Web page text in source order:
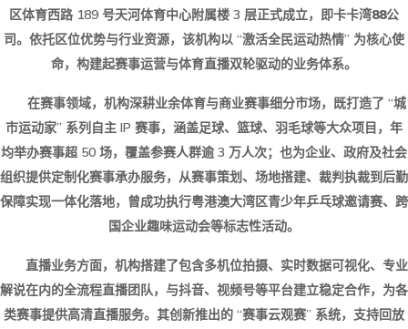
区体育西路 189 号天河体育中心附属楼 3 层正式成立，即卡卡湾88公
司。依托区位优势与行业资源，该机构以 “激活全民运动热情” 为核心使
命，构建起赛事运营与体育直播双轮驱动的业务体系。
在赛事领域，机构深耕业余体育与商业赛事细分市场，既打造了 “城
市运动家” 系列自主 IP 赛事，涵盖足球、篮球、羽毛球等大众项目，年
均举办赛事超 50 场，覆盖参赛人群逾 3 万人次；也为企业、政府及社会
组织提供定制化赛事承办服务，从赛事策划、场地搭建、裁判执裁到后勤
保障实现一体化落地，曾成功执行粤港澳大湾区青少年乒乓球邀请赛、跨
国企业趣味运动会等标志性活动。
直播业务方面，机构搭建了包含多机位拍摄、实时数据可视化、专业
解说在内的全流程直播团队，与抖音、视频号等平台建立稳定合作，为各
类赛事提供高清直播服务。其创新推出的 “赛事云观赛” 系统，支持回放